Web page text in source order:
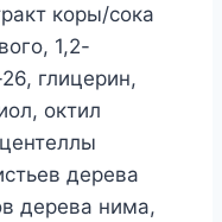
коры/сока
1,2-
глицерин,
октил
дерева
дерева нима,